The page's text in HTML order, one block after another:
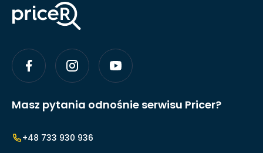
Masz pytania odnośnie serwisu Pricer?
+48 733 930 936